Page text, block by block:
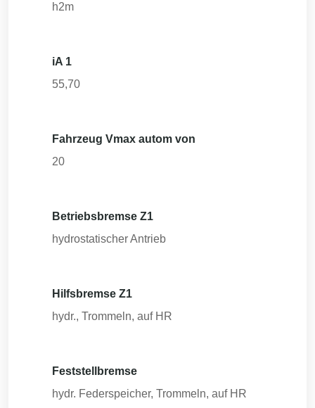
h2m
iA 1
55,70
Fahrzeug Vmax autom von
20
Betriebsbremse Z1
hydrostatischer Antrieb
Hilfsbremse Z1
hydr., Trommeln, auf HR
Feststellbremse
hydr. Federspeicher, Trommeln, auf HR